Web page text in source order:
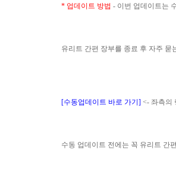
* 업데이트 방법 - 이번 업데이트는
유리트 간편 장부를 종료 후 자주
[수동업데이트 바로 가기] <- 좌측의
수동 업데이트 전에는 꼭 유리트 간